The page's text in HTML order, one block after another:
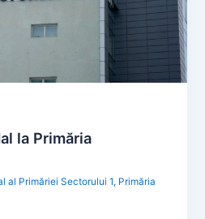
la Primăria
al Primăriei Sectorului 1, Primăria